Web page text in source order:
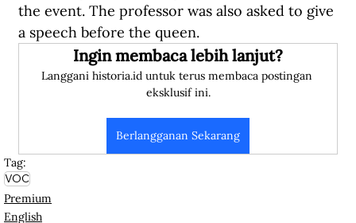
the event. The professor was also asked to give
a speech before the queen.
Ingin membaca lebih lanjut?
Langgani historia.id untuk terus membaca postingan
eksklusif ini.
Berlangganan Sekarang
Tag:
VOC
Premium
English